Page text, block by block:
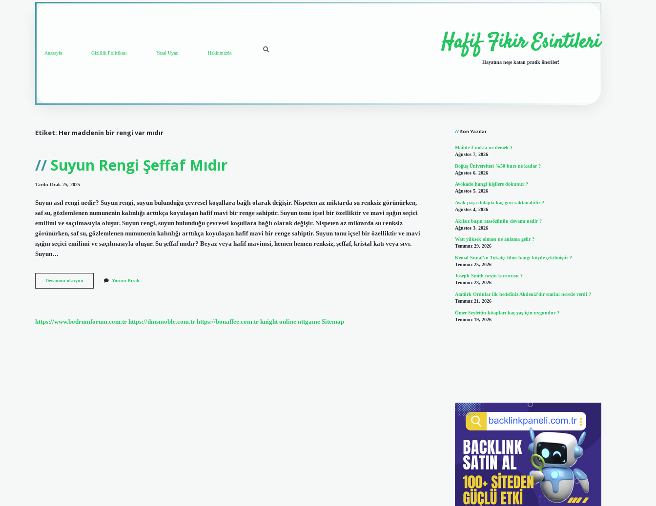
Anasayfa Gizlilik Politikası Yasal Uyarı Hakkımızda Hafif Fikir Esintileri
Hayatına neşe katan pratik öneriler!
Etiket: Her maddenin bir rengi var mıdır
Suyun Rengi Şeffaf Mıdır
Tarih: Ocak 25, 2025
Suyun asıl rengi nedir? Suyun rengi, suyun bulunduğu çevresel koşullara bağlı olarak değişir. Nispeten az miktarda su renksiz görünürken,
saf su, gözlemlenen numunenin kalınlığı arttıkça koyulaşan hafif mavi bir renge sahiptir. Suyun tonu içsel bir özelliktir ve mavi ışığın seçici
emilimi ve saçılmasıyla oluşur. Suyun rengi, suyun bulunduğu çevresel koşullara bağlı olarak değişir. Nispeten az miktarda su renksiz
görünürken, saf su, gözlemlenen numunenin kalınlığı arttıkça koyulaşan hafif mavi bir renge sahiptir. Suyun tonu içsel bir özelliktir ve mavi
ışığın seçici emilimi ve saçılmasıyla oluşur. Su şeffaf mıdır? Beyaz veya hafif mavimsi, hemen hemen renksiz, şeffaf, kristal katı veya sıvı.
Suyun…
Devamını okuyun
Rengi
Yorum Bırak
https://www.bodrumforum.com.tr https://dmsmoble.com.tr https://bonaffee.com.tr knight online nttgame Sitemap
Son Yazılar
Mailde 3 nokta ne demek ?
Ağustos 7, 2026
Doğuş Üniversitesi %50 burs ne kadar ?
Ağustos 6, 2026
Avokado hangi kişilere dokunur ?
Ağustos 5, 2026
Ayak paça dolapta kaç gün saklanabilir ?
Ağustos 4, 2026
Akılsız başın atasözünün devamı nedir ?
Ağustos 3, 2026
Watt yüksek olması ne anlama gelir ?
Temmuz 29, 2026
Kemal Sunal’ın Tokatçı filmi hangi köyde çekilmiştir ?
Temmuz 25, 2026
Joseph Smith neyin kurucusu ?
Temmuz 23, 2026
Atatürk Ordular ilk hedefiniz Akdeniz’dir emrini nerede verdi ?
Temmuz 21, 2026
Ömer Seyfettin kitapları kaç yaş için uygundur ?
Temmuz 19, 2026